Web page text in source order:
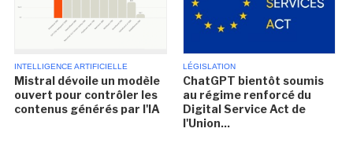
INTELLIGENCE ARTIFICIELLE
Mistral dévoile un modèle
ouvert pour contrôler les
contenus générés par l'IA
LÉGISLATION
ChatGPT bientôt soumis
au régime renforcé du
Digital Service Act de
l'Union...